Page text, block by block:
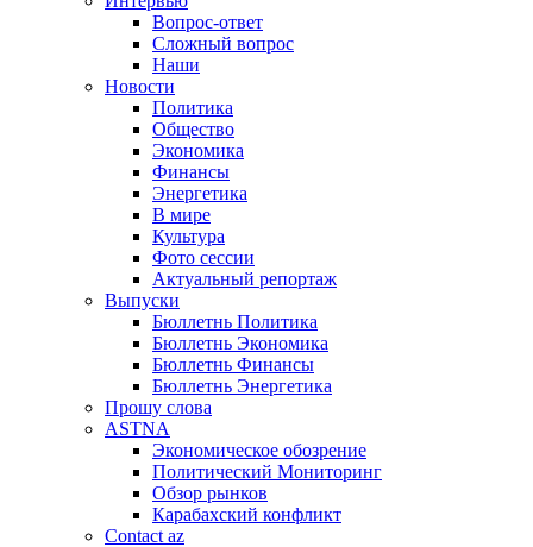
Вопрос-ответ
Сложный вопрос
Наши
Новости
Политика
Общество
Экономика
Финансы
Энергетика
В мире
Культура
Фото сессии
Актуальный репортаж
Выпуски
Бюллетнь Политика
Бюллетнь Экономика
Бюллетнь Финансы
Бюллетнь Энергетика
Прошу слова
ASTNA
Экономическое обозрение
Политический Мониторинг
Обзор рынков
Карабахский конфликт
Contact az